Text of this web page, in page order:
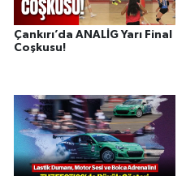
Çankırı’da ANALİG Yarı Final
Coşkusu!